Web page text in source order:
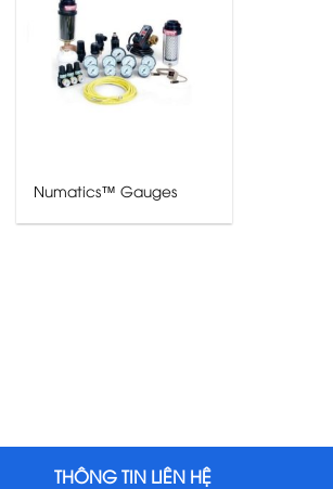
Numatics™ Gauges
THÔNG TIN LIÊN HỆ